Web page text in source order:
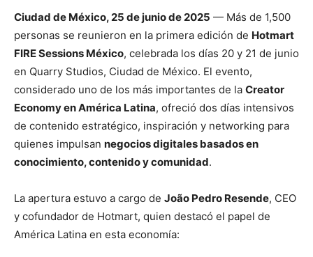
Ciudad de México,25 de junio de 2025 — Más de 1,500
personas se reunieron en la primera edición de Hotmart
FIRE Sessions México, celebrada los días 20 y 21 de junio
en Quarry Studios, Ciudad de México. El evento,
considerado uno de los más importantes de la Creator
Economy en América Latina, ofreció dos días intensivos
de contenido estratégico, inspiración y networking para
quienes impulsan negocios digitales basados en
conocimiento, contenido y comunidad.
La apertura estuvo a cargo de João Pedro Resende, CEO
y cofundador de Hotmart, quien destacó el papel de
América Latina en esta economía: